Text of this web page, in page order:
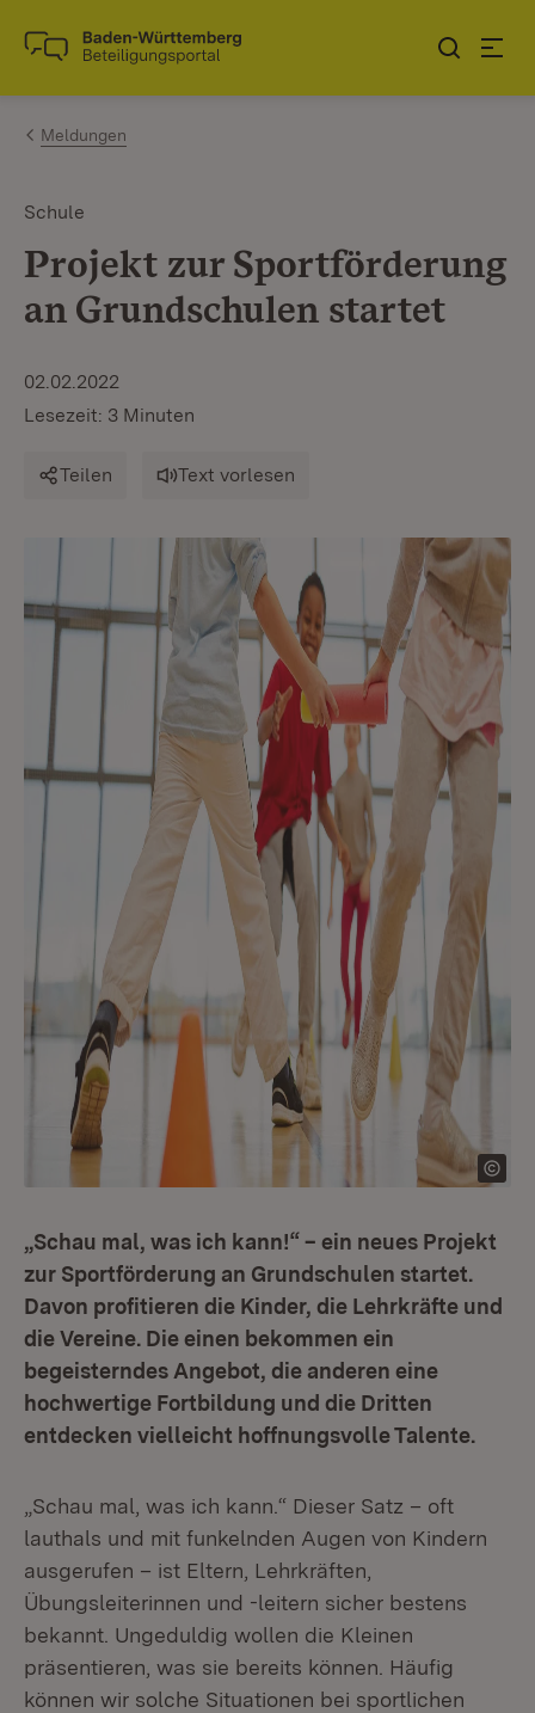
Zum Inhalt springen
Link zur Startseite
Meldungen
Schule
Projekt zur Sportförderung
an Grundschulen startet
02.02.2022
Lesezeit: 3 Minuten
Teilen Text vorlesen
„Schau mal, was ich kann!“ – ein neues Projekt
zur Sportförderung an Grundschulen startet.
Davon profitieren die Kinder, die Lehrkräfte und
die Vereine. Die einen bekommen ein
begeisterndes Angebot, die anderen eine
hochwertige Fortbildung und die Dritten
entdecken vielleicht hoffnungsvolle Talente.
„Schau mal, was ich kann.“ Dieser Satz – oft
lauthals und mit funkelnden Augen von Kindern
ausgerufen – ist Eltern, Lehrkräften,
Übungsleiterinnen und -leitern sicher bestens
bekannt. Ungeduldig wollen die Kleinen
präsentieren, was sie bereits können. Häufig
können wir solche Situationen bei sportlichen